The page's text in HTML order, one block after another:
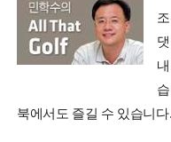
북에서도 즐길 수 있습니다.